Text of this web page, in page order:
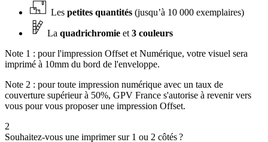
Les petites quantités (jusqu’à 10 000 exemplaires)
La quadrichromie et 3 couleurs
Note 1 : pour l'impression Offset et Numérique, votre visuel sera
imprimé à 10mm du bord de l'enveloppe.
Note 2 : pour toute impression numérique avec un taux de
couverture supérieur à 50%, GPV France s'autorise à revenir vers
vous pour vous proposer une impression Offset.
2
Souhaitez-vous une imprimer sur 1 ou 2 côtés ?